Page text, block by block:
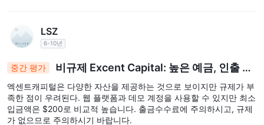
LSZ
6-10년
중간 평가
비규제 Excent Capital: 높은 예금, 인출 수
수료에 주의하세요
엑센트캐피털은 다양한 자산을 제공하는 것으로 보이지만 규제가 부
족한 점이 우려된다. 웹 플랫폼과 데모 계정을 사용할 수 있지만 최소
입금액은 $200로 비교적 높습니다. 출금수수료에 주의하시고, 규제
가 없으므로 주의하시기 바랍니다.